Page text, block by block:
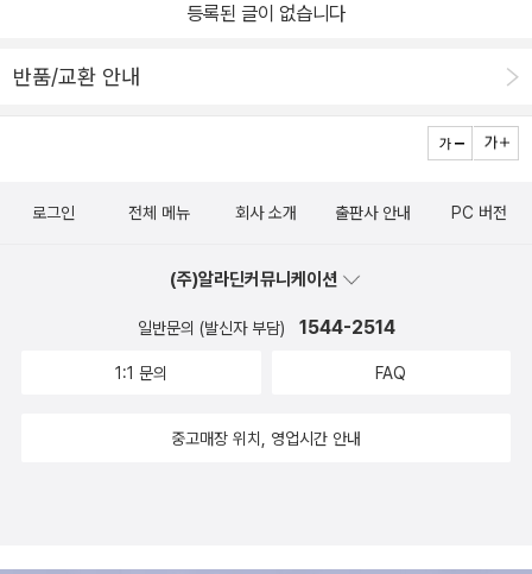
등록된 글이 없습니다
반품/교환 안내
로그인 전체 메뉴 회사 소개 출판사 안내 PC 버전
(주)알라딘커뮤니케이션
일반문의 (발신자 부담) 1544-2514
1:1 문의 FAQ
중고매장 위치, 영업시간 안내